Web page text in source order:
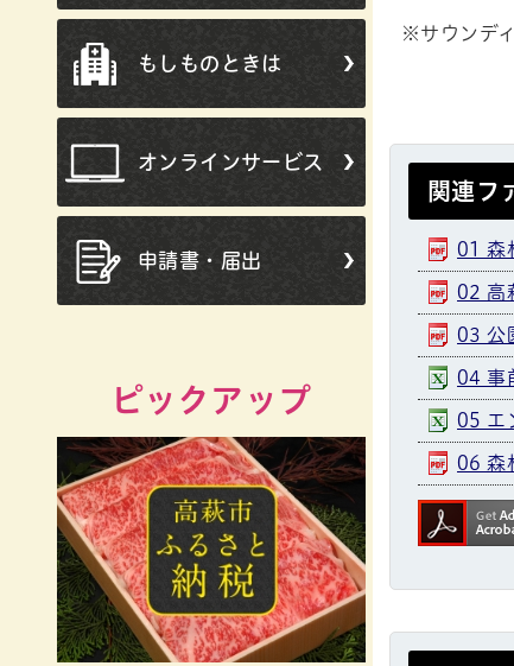
もしものときは
オンラインサービス
申請書・届出
ピックアップ
※サウンデ
関連フ
01 森
02 高
03 公
04 事
05 エ
06 森